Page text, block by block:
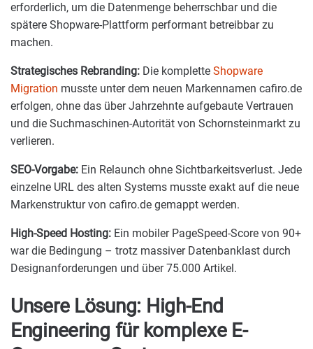
erforderlich, um die Datenmenge beherrschbar und die
spätere Shopware-Plattform performant betreibbar zu
machen.
Strategisches Rebranding: Die komplette Shopware
Migration musste unter dem neuen Markennamen cafiro.de
erfolgen, ohne das über Jahrzehnte aufgebaute Vertrauen
und die Suchmaschinen-Autorität von Schornsteinmarkt zu
verlieren.
SEO-Vorgabe: Ein Relaunch ohne Sichtbarkeitsverlust. Jede
einzelne URL des alten Systems musste exakt auf die neue
Markenstruktur von cafiro.de gemappt werden.
High-Speed Hosting: Ein mobiler PageSpeed-Score von 90+
war die Bedingung – trotz massiver Datenbanklast durch
Designanforderungen und über 75.000 Artikel.
Unsere Lösung: High-End
Engineering für komplexe E-